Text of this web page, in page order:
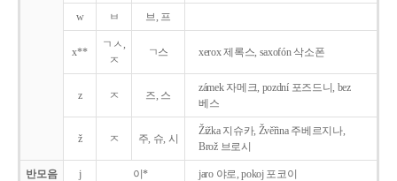
w ㅂ 브, 프
x**
ㄱㅅ,
ㅈ
ㄱ스 xerox 제록스, saxofón 삭소폰
z ㅈ 즈, 스
zámek 자메크, pozdní 포즈드니, bez
베스
ž ㅈ 주, 슈, 시
Žižka 지슈카, Žvěřina 주베르지나,
Brož 브로시
반모음 j 이* jaro 야로, pokoj 포코이